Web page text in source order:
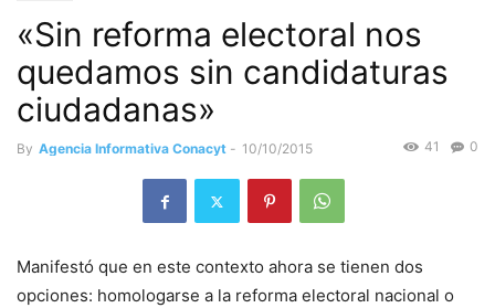
«Sin reforma electoral nos
quedamos sin candidaturas
ciudadanas»
By Agencia Informativa Conacyt - 10/10/2015 0
41
Manifestó que en este contexto ahora se tienen dos
opciones: homologarse a la reforma electoral nacional o